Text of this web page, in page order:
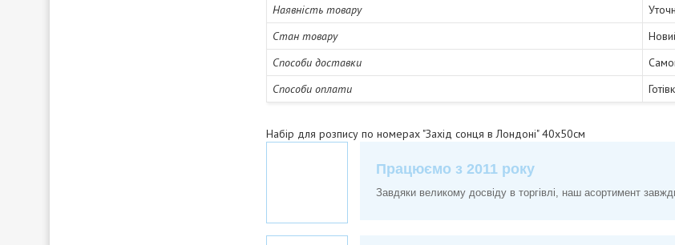
Наявність товару
Стан товару
Способи доставки
Способи оплати
Набір для розпису по номерах "Захід сонця в Лондоні" 40х50см
Працюємо з 2011 року
Завдяки великому досвіду в торгівлі, наш асортимент